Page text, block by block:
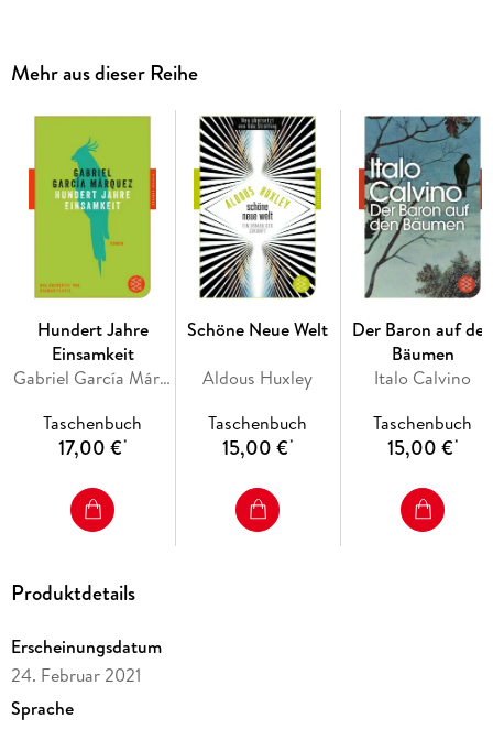
Frank Heibert legt mit seiner Neuübertragung einen ebenso
mutigen wie souveränen Text vor, der die Bezeichnung
übersetzerisches Meisterwerk rechtfertigt - die definitive
Ausgabe von »1984« für das 21. Jahrhundert.
Mehr aus dieser Reihe
Hundert Jahre
Einsamkeit
Gabriel García Márquez
Taschenbuch
17,00 €*
Schöne Neue Welt
Aldous Huxley
Taschenbuch
15,00 €*
Der Baron auf den
Bäumen
Italo Calvino
Taschenbuch
15,00 €*
Produktdetails
Erscheinungsdatum
24. Februar 2021
Sprache